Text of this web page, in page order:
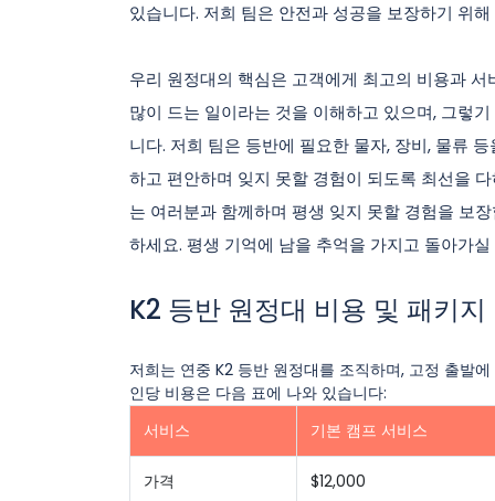
있습니다. 저희 팀은 안전과 성공을 보장하기 위
우리 원정대의 핵심은 고객에게 최고의 비용과
많이 드는 일이라는 것을 이해하고 있으며, 그렇
니다. 저희 팀은 등반에 필요한 물자, 장비, 물류
하고 편안하며 잊지 못할 경험이 되도록 최선을
는 여러분과 함께하며 평생 잊지 못할 경험을 보
하세요. 평생 기억에 남을 추억을 가지고 돌아가
K2 등반 원정대 비용 및 패키지
저희는 연중 K2 등반 원정대를 조직하며, 고정 출발
인당 비용은 다음 표에 나와 있습니다:
서비스
기본 캠프 서비스
가격 $12,000